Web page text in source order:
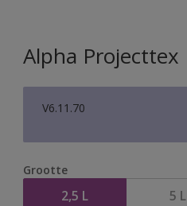
Alpha Projecttex
V6.11.70
Grootte
2,5 L 5 L